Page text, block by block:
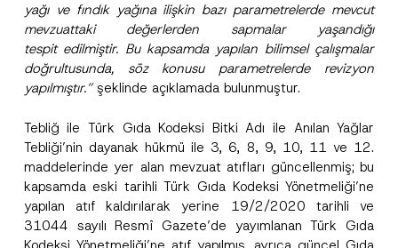
yağı ve fındık yağına ilişkin bazı parametrelerde mevcut
mevzuattaki değerlerden sapmalar yaşandığı
tespit edilmiştir. Bu kapsamda yapılan bilimsel çalışmalar
doğrultusunda, söz konusu parametrelerde revizyon
yapılmıştır.”şeklinde açıklamada bulunmuştur.
Tebliğ ile Türk Gıda Kodeksi Bitki Adı ile Anılan Yağlar
Tebliği’nin dayanak hükmü ile 3, 6, 8, 9, 10, 11 ve 12.
maddelerinde yer alan mevzuat atıfları güncellenmiş; bu
kapsamda eski tarihli Türk Gıda Kodeksi Yönetmeliği’ne
yapılan atıf kaldırılarak yerine 19/2/2020 tarihli ve
31044 sayılı Resmî Gazete’de yayımlanan Türk Gıda